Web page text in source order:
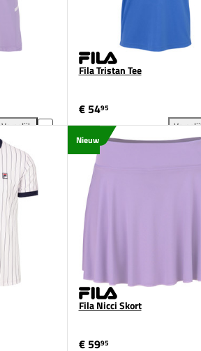
Vergelijk
Fila Lettie Top toevoegen aan vergelijking
Fila Tristan Tee
€ 5495
Nieuw
Fila Nicci Skort
€ 5995